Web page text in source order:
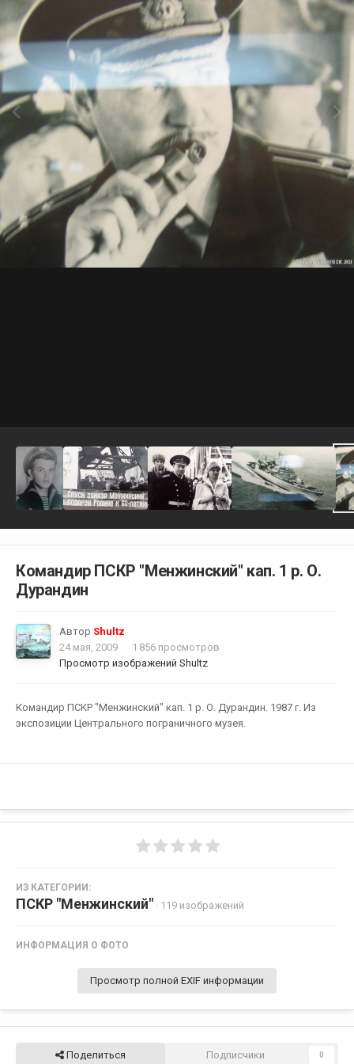
Командир ПСКР "Менжинский" кап. 1 р. О.
Дурандин
Автор Shultz
24 мая, 2009
1 856 просмотров
Просмотр изображений Shultz
Командир ПСКР "Менжинский" кап. 1 р. О. Дурандин. 1987 г. Из
экспозиции Центрального пограничного музея.
ИЗ КАТЕГОРИИ:
ПСКР "Менжинский" · 119 изображений
ИНФОРМАЦИЯ О ФОТО
Просмотр полной EXIF информации
Поделиться Подписчики 0